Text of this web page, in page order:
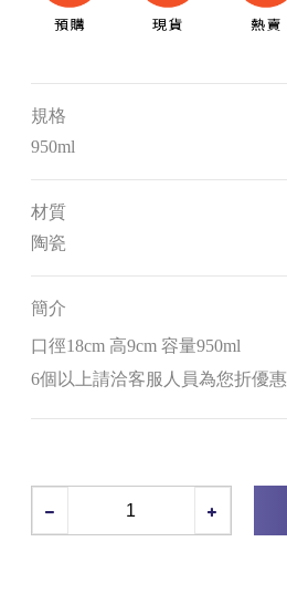
規格
950ml
材質
陶瓷
簡介
口徑18cm 高9cm 容量950ml
6個以上請洽客服人員為您折優惠